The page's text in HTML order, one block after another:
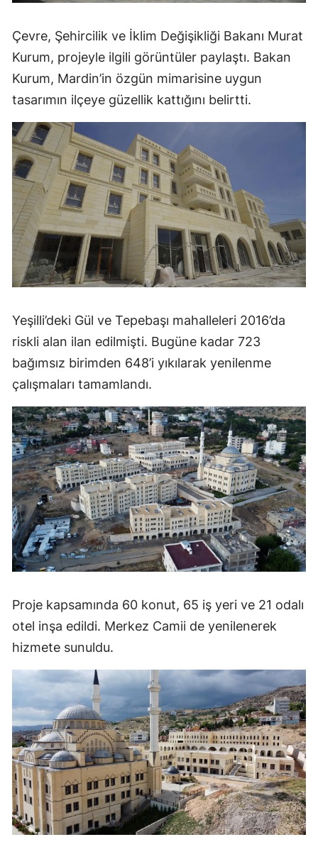
Çevre, Şehircilik ve İklim Değişikliği Bakanı Murat
Kurum, projeyle ilgili görüntüler paylaştı. Bakan
Kurum, Mardin’in özgün mimarisine uygun
tasarımın ilçeye güzellik kattığını belirtti.
Yeşilli’deki Gül ve Tepebaşı mahalleleri 2016’da
riskli alan ilan edilmişti. Bugüne kadar 723
bağımsız birimden 648’i yıkılarak yenilenme
çalışmaları tamamlandı.
Proje kapsamında 60 konut, 65 iş yeri ve 21 odalı
otel inşa edildi. Merkez Camii de yenilenerek
hizmete sunuldu.